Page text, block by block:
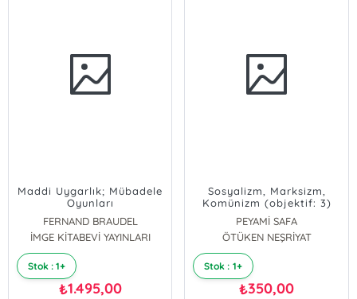
Maddi Uygarlık; Mübadele
Oyunları
FERNAND BRAUDEL
İMGE KİTABEVİ YAYINLARI
Stok : 1+
₺1.495,00
Sosyalizm, Marksizm,
Komünizm (objektif: 3)
PEYAMİ SAFA
ÖTÜKEN NEŞRİYAT
Stok : 1+
₺350,00